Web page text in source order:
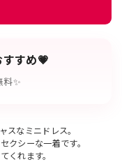
すすめ💗
料✨
スなミニドレス。
クシーな一着です。
くれます。